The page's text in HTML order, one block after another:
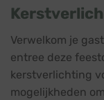
Verwelkom je
entree deze
kerstverlichting
mogelijkheden